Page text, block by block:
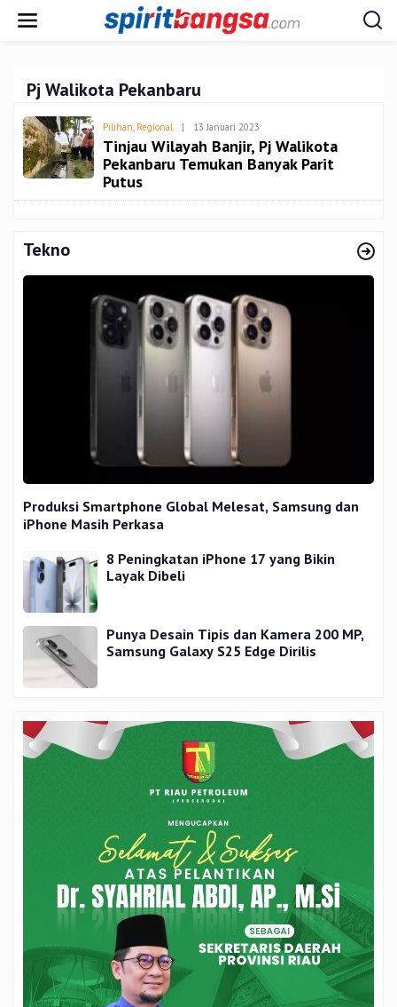
Pj Walikota Pekanbaru
Pilihan, Regional | 13 Januari 2023
Tinjau Wilayah Banjir, Pj Walikota
Pekanbaru Temukan Banyak Parit
Putus
Tekno
Produksi Smartphone Global Melesat, Samsung dan
iPhone Masih Perkasa
8 Peningkatan iPhone 17 yang Bikin
Layak Dibeli
Punya Desain Tipis dan Kamera 200 MP,
Samsung Galaxy S25 Edge Dirilis